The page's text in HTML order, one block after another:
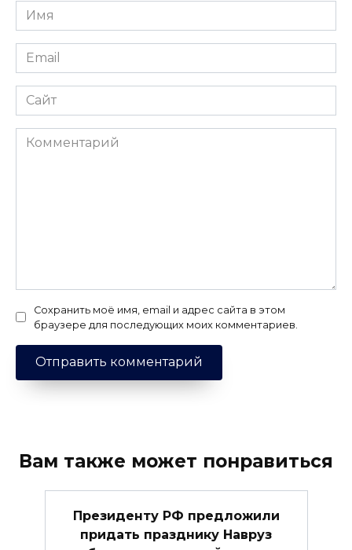
Имя
*
Email
*
Сайт
Комментарий
Сохранить моё имя, email и адрес сайта в этом
браузере для последующих моих комментариев.
Вам также может понравиться
Президенту РФ предложили
придать празднику Навруз